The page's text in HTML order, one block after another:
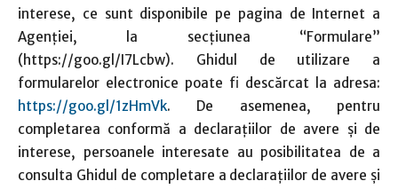
interese, ce sunt disponibile pe pagina de Internet a
Agenţiei, la secţiunea “Formulare”
(https://goo.gl/I7Lcbw). Ghidul de utilizare a
formularelor electronice poate fi descărcat la adresa:
https://goo.gl/1zHmVk. De asemenea, pentru
completarea conformă a declaraţiilor de avere şi de
interese, persoanele interesate au posibilitatea de a
consulta Ghidul de completare a declaraţiilor de avere şi